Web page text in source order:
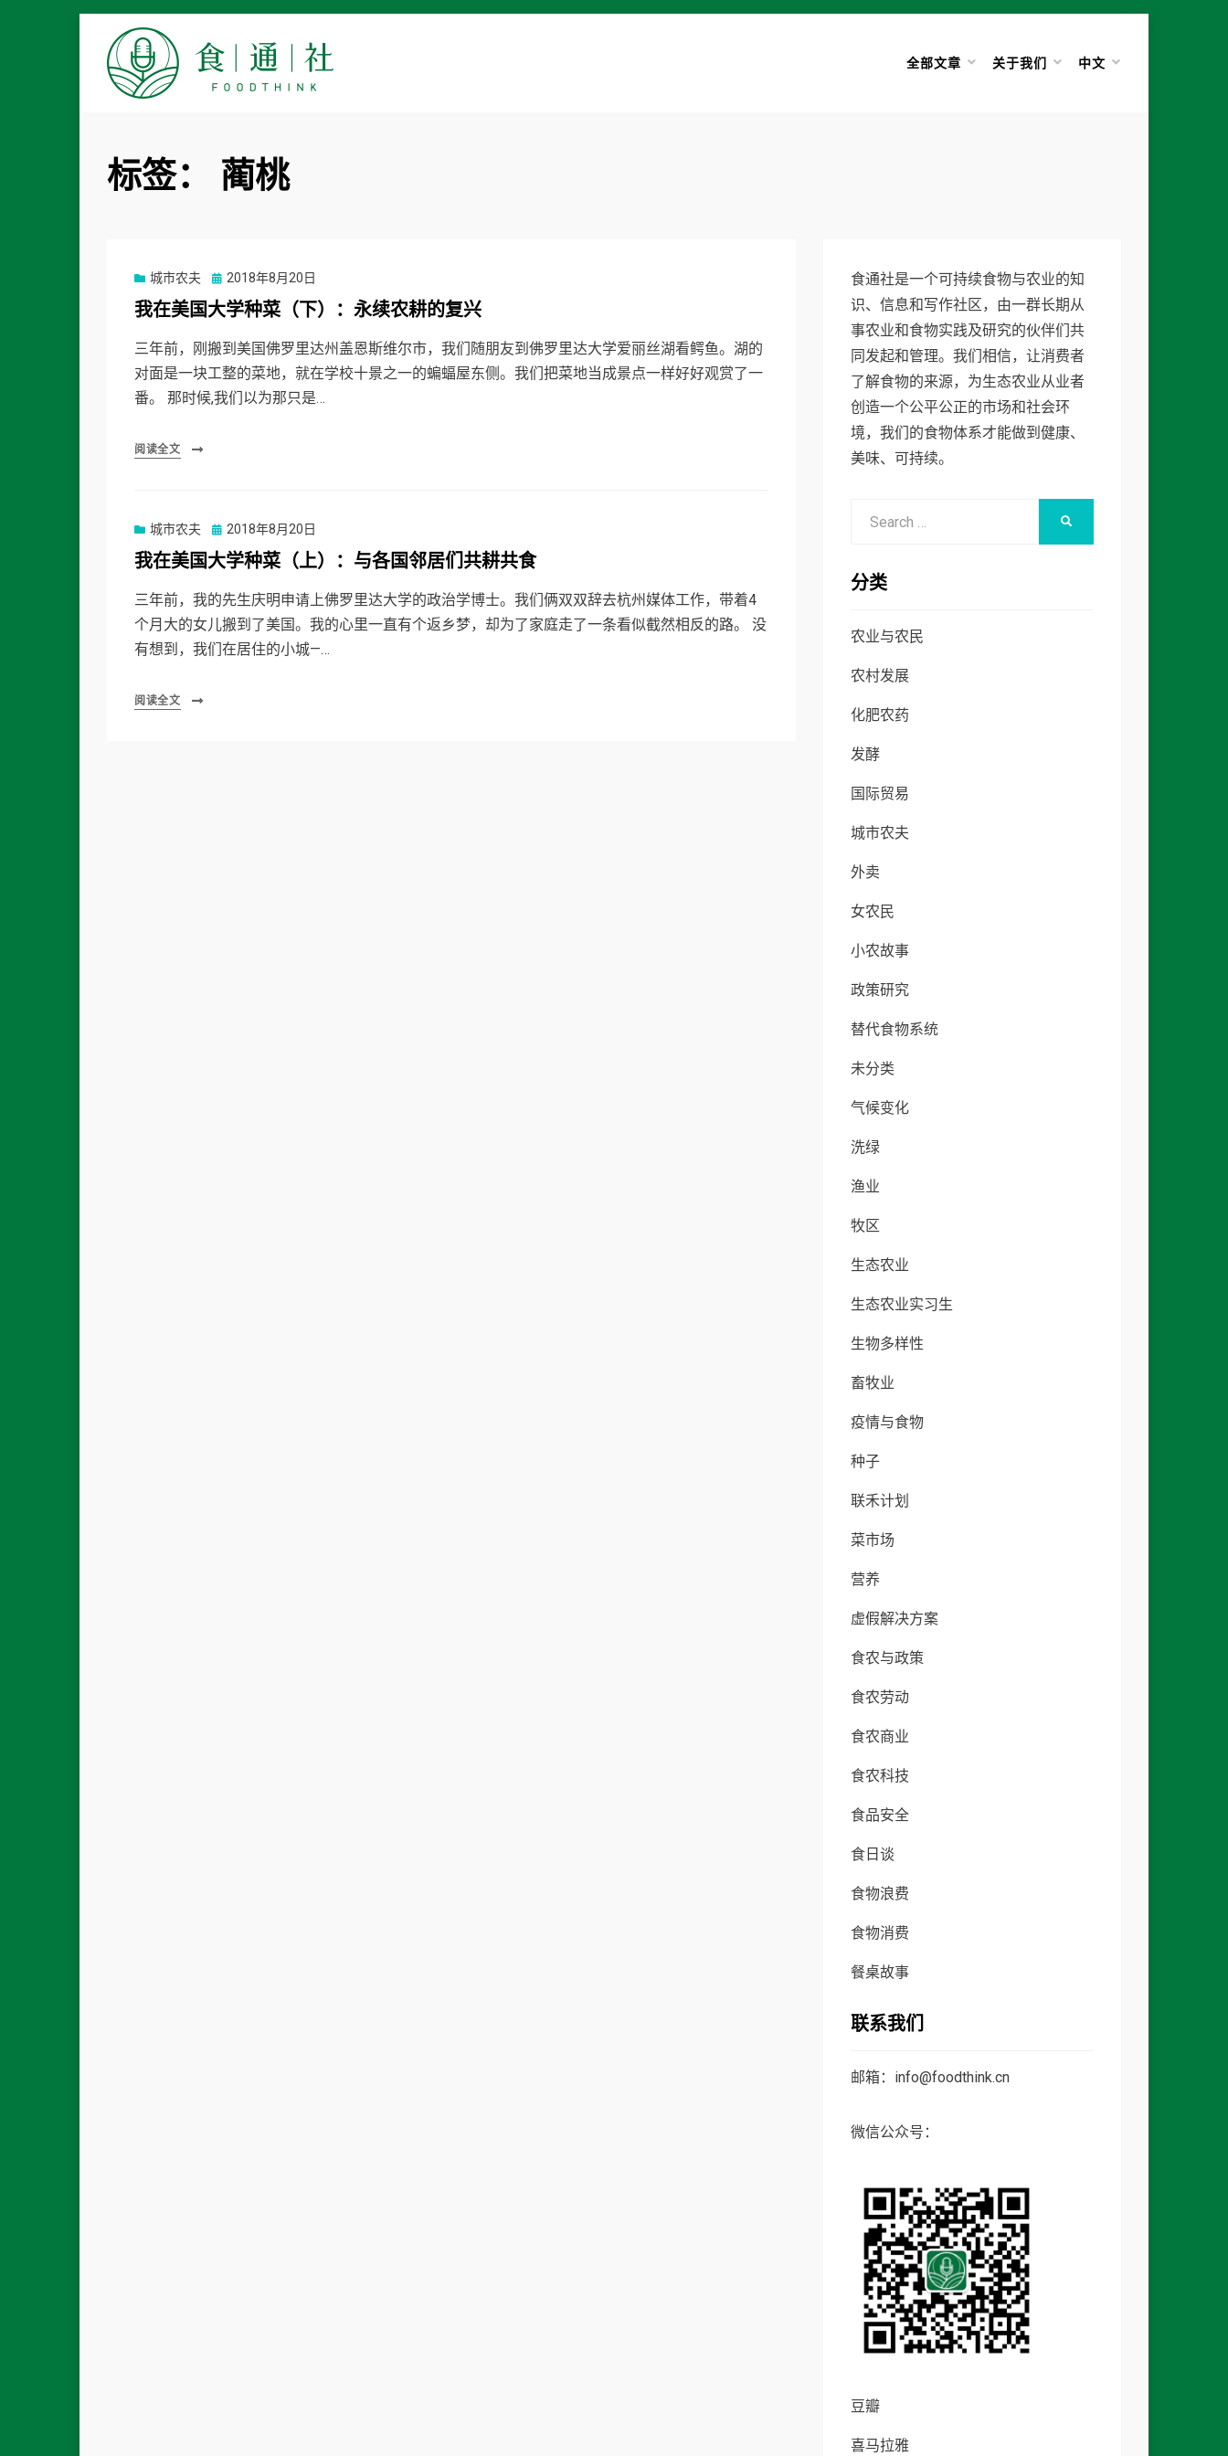
全部文章 关于我们 中文
标签： 蔺桃
城市农夫
Posted
on
2018年8月20日
我在美国大学种菜（下）：永续农耕的复兴
三年前，刚搬到美国佛罗里达州盖恩斯维尔市，我们随朋友到佛罗里达大学爱丽丝湖看鳄鱼。湖的
对面是一块工整的菜地，就在学校十景之一的蝙蝠屋东侧。我们把菜地当成景点一样好好观赏了一
番。 那时候,我们以为那只是…
阅读全文
城市农夫
Posted
on
2018年8月20日
我在美国大学种菜（上）：与各国邻居们共耕共食
三年前，我的先生庆明申请上佛罗里达大学的政治学博士。我们俩双双辞去杭州媒体工作，带着4
个月大的女儿搬到了美国。我的心里一直有个返乡梦，却为了家庭走了一条看似截然相反的路。 没
有想到，我们在居住的小城—…
阅读全文
食通社是一个可持续食物与农业的知
识、信息和写作社区，由一群长期从
事农业和食物实践及研究的伙伴们共
同发起和管理。我们相信，让消费者
了解食物的来源，为生态农业从业者
创造一个公平公正的市场和社会环
境，我们的食物体系才能做到健康、
美味、可持续。
分类
农业与农民
农村发展
化肥农药
发酵
国际贸易
城市农夫
外卖
女农民
小农故事
政策研究
替代食物系统
未分类
气候变化
洗绿
渔业
牧区
生态农业
生态农业实习生
生物多样性
畜牧业
疫情与食物
种子
联禾计划
菜市场
营养
虚假解决方案
食农与政策
食农劳动
食农商业
食农科技
食品安全
食日谈
食物浪费
食物消费
餐桌故事
联系我们
邮箱：info@foodthink.cn
微信公众号：
豆瓣
喜马拉雅